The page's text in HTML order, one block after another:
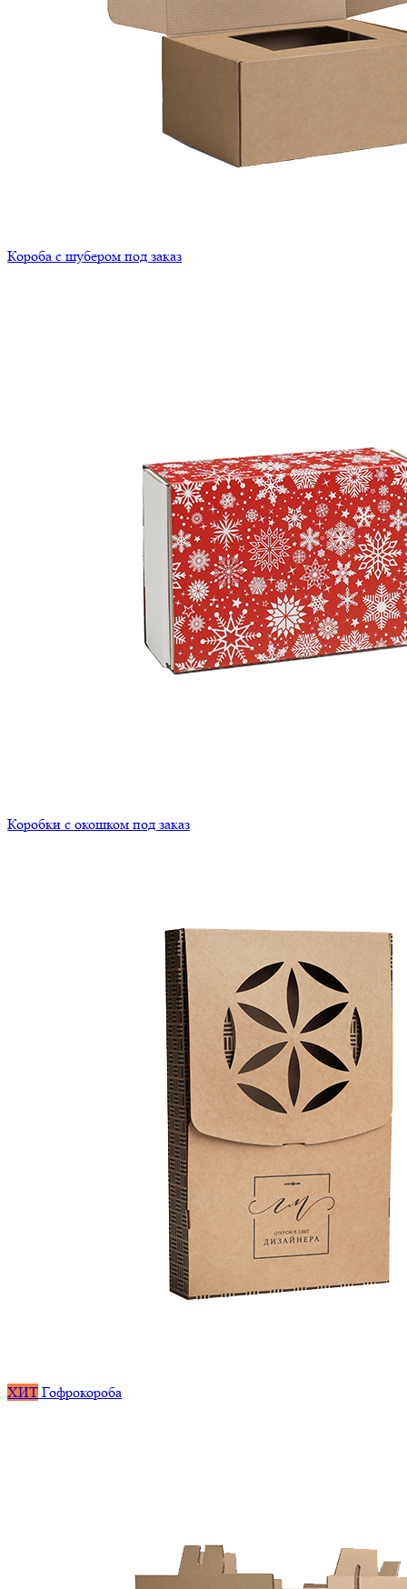
Короба с шубером под заказ
Коробки с окошком под заказ
ХИТ Гофрокороба